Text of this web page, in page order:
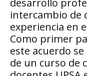
intercambio de
experiencia en
Como primer
este acuerdo
de un curso de